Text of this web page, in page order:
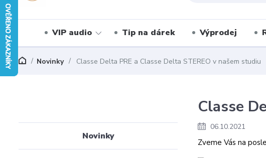
VIP audio Tip na dárek Výprodej
Novinky Classe Delta PRE a Classe Delta STEREO v našem studiu
Novinky
Classe
06.10.2021
Zveme Vás na